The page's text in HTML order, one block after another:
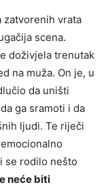
zatvorenih vrata
scena.
doživjela trenutak
na muža. On je, u
da uništi
ga sramoti i da
ljudi. Te riječi
se rodilo nešto
neće biti